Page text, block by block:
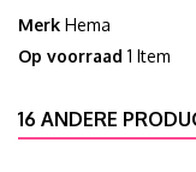
Merk Hema
Op voorraad 1 Item
16 ANDERE